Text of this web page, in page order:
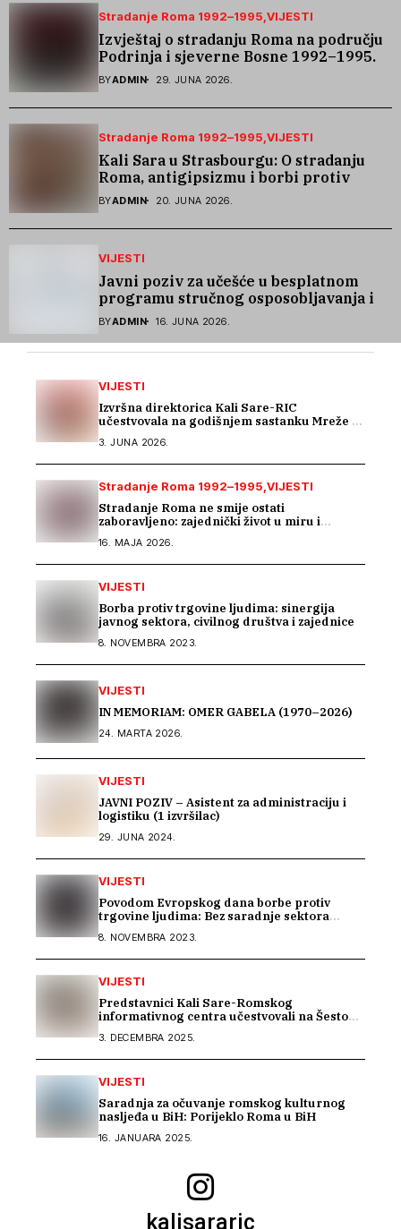
Stradanje Roma 1992–1995 VIJESTI
Izvještaj o stradanju Roma na području
Podrinja i sjeverne Bosne 1992–1995.
godine
BYADMIN 29. JUNA 2026.
Stradanje Roma 1992–1995 VIJESTI
Kali Sara u Strasbourgu: O stradanju
Roma, antigipsizmu i borbi protiv
govora mržnje
BYADMIN 20. JUNA 2026.
VIJESTI
Javni poziv za učešće u besplatnom
programu stručnog osposobljavanja i
podrške pri zapošljavanju
BYADMIN 16. JUNA 2026.
VIJESTI
Izvršna direktorica Kali Sare-RIC
učestvovala na godišnjem sastanku Mreže za
3. JUNA 2026.
Stradanje Roma 1992–1995 VIJESTI
Stradanje Roma ne smije ostati
zaboravljeno: zajednički život u miru i
16. MAJA 2026.
VIJESTI
Borba protiv trgovine ljudima: sinergija
javnog sektora, civilnog društva i zajednice
8. NOVEMBRA 2023.
VIJESTI
IN MEMORIAM: OMER GABELA (1970–2026)
24. MARTA 2026.
VIJESTI
JAVNI POZIV – Asistent za administraciju i
logistiku (1 izvršilac)
29. JUNA 2024.
VIJESTI
Povodom Evropskog dana borbe protiv
trgovine ljudima: Bez saradnje sektora
8. NOVEMBRA 2023.
VIJESTI
Predstavnici Kali Sare-Romskog
informativnog centra učestvovali na Šestom
3. DECEMBRA 2025.
VIJESTI
Saradnja za očuvanje romskog kulturnog
nasljeđa u BiH: Porijeklo Roma u BiH
16. JANUARA 2025.
kalisararic